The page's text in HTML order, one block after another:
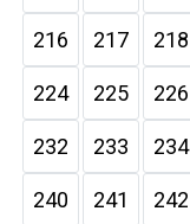
216 217 218
224 225 226
232 233 234
240 241 242